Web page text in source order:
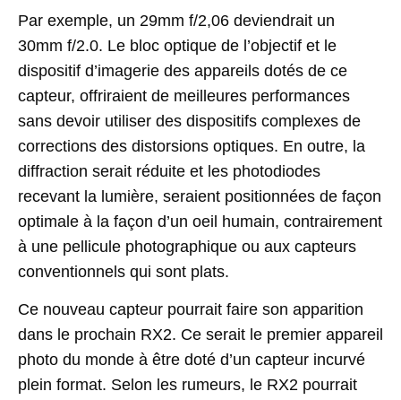
Par exemple, un 29mm f/2,06 deviendrait un
30mm f/2.0. Le bloc optique de l’objectif et le
dispositif d’imagerie des appareils dotés de ce
capteur, offriraient de meilleures performances
sans devoir utiliser des dispositifs complexes de
corrections des distorsions optiques. En outre, la
diffraction serait réduite et les photodiodes
recevant la lumière, seraient positionnées de façon
optimale à la façon d’un oeil humain, contrairement
à une pellicule photographique ou aux capteurs
conventionnels qui sont plats.
Ce nouveau capteur pourrait faire son apparition
dans le prochain RX2. Ce serait le premier appareil
photo du monde à être doté d’un capteur incurvé
plein format. Selon les rumeurs, le RX2 pourrait